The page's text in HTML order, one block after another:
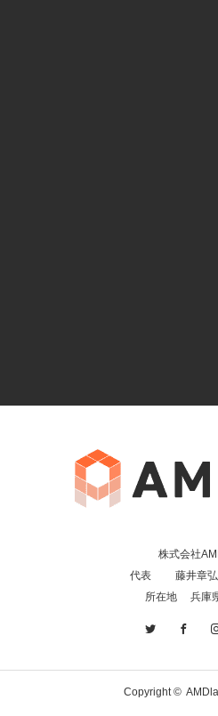
株式会社
代表 藤井章弘
所在地 兵庫
Copyright ©